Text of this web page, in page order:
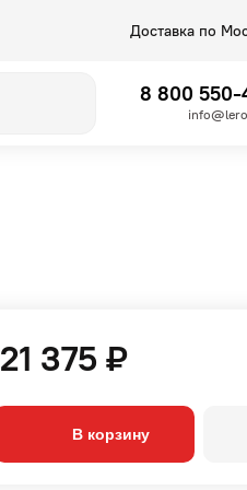
Доставка по
8 800 550-
21 375 ₽
В корзину